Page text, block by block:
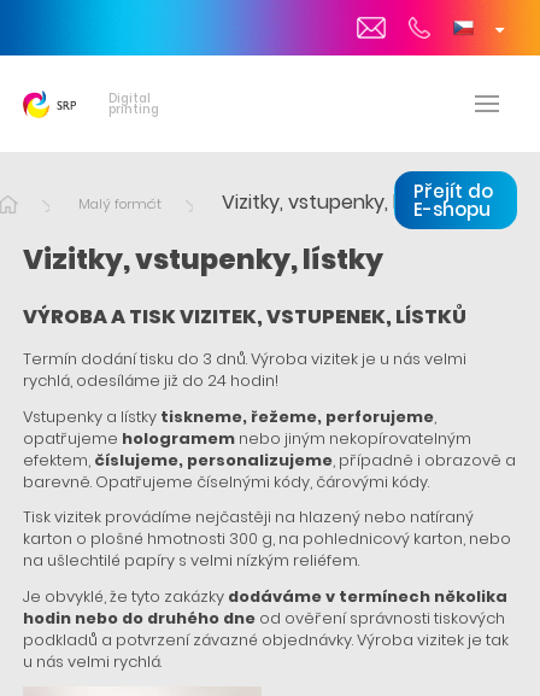
Digital
printing
Malý formát Vizitky, vstupenky, lístky
Vizitky, vstupenky, lístky
Přejít do
E-shopu
VÝROBA A TISK VIZITEK, VSTUPENEK, LÍSTKŮ
Termín dodání tisku do 3 dnů. Výroba vizitek je u nás velmi
rychlá, odesíláme již do 24 hodin!
Vstupenky a lístky tiskneme, řežeme, perforujeme,
opatřujeme hologramem nebo jiným nekopírovatelným
efektem, číslujeme, personalizujeme, případně i obrazově a
barevně. Opatřujeme číselnými kódy, čárovými kódy.
Tisk vizitek provádíme nejčastěji na hlazený nebo natíraný
karton o plošné hmotnosti 300 g, na pohlednicový karton, nebo
na ušlechtilé papíry s velmi nízkým reliéfem.
Je obvyklé, že tyto zakázky dodáváme v termínech několika
hodin nebo do druhého dne od ověření správnosti tiskových
podkladů a potvrzení závazné objednávky. Výroba vizitek je tak
u nás velmi rychlá.